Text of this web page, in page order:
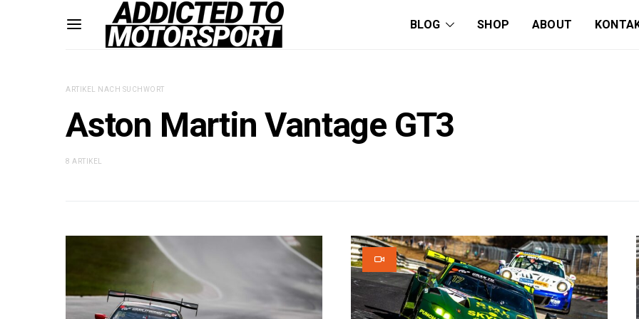
BLOG SHOP ABOUT
ARTIKEL NACH SUCHWORT
Aston Martin Vantage GT3
8 ARTIKEL